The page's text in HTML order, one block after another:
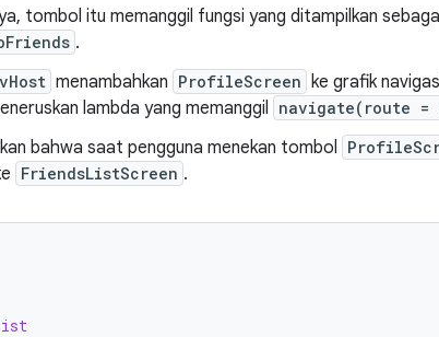
tombol itu memanggil fungsi yang ditampilkan
.
menambahkan ProfileScreen ke grafik
lambda yang memanggil navigate(route =
bahwa saat pengguna menekan tombol
FriendsListScreen .